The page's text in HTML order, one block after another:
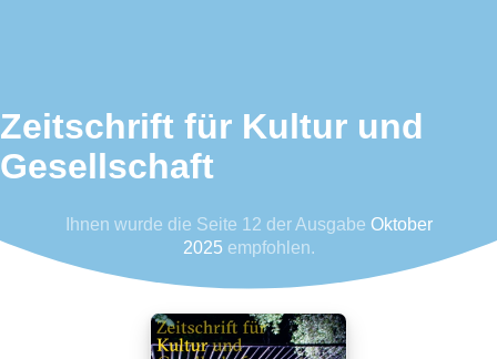
Zeitschrift für Kultur und
Gesellschaft
Ihnen wurde die Seite 12 der Ausgabe Oktober
2025 empfohlen.